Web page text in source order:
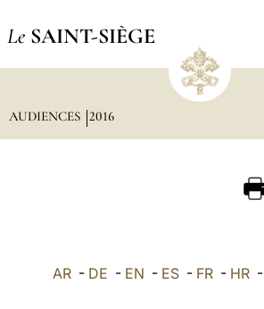
Le SAINT-SIÈGE
AUDIENCES 2016
AR- DE - EN - ES- FR- HR-